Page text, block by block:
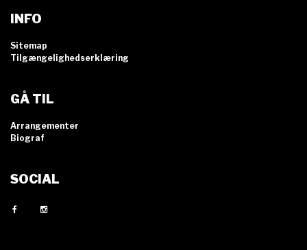
INFO
Sitemap
Tilgængelighedserklæring
GÅ TIL
Arrangementer
Biograf
SOCIAL